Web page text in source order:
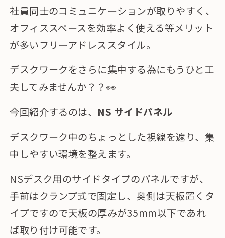
社員同士のコミュニケーションが取りやすく、
オフィススペースを効率よく使える等メリット
が多いフリーアドレススタイル。
デスクワークをさらに集中する為にもうひと工
夫してみませんか？？👀
今回紹介するのは、 NS サイドパネル
デスクワーク中のちょっとした視線を遮り、集
中しやすい環境を整えます。
NSデスク用のサイドタイプのパネルですが、
手前はクランプ式で固定し、奥側は天板置くタ
イプですので天板の厚みが35mm以下であれ
ば取り付け可能です。